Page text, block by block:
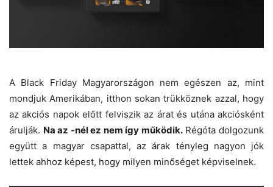
A Black Friday Magyarországon nem egészen az, mint
mondjuk Amerikában, itthon sokan trükköznek azzal, hogy
az akciós napok előtt felviszik az árat és utána akciósként
árulják. Na az -nél ez nem így működik.Régóta dolgozunk
együtt a magyar csapattal, az árak tényleg nagyon jók
lettek ahhoz képest, hogy milyen minőséget képviselnek.